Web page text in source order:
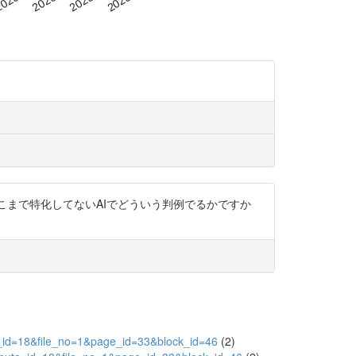
で特化してないAIでどういう判例でるかですか
(2)